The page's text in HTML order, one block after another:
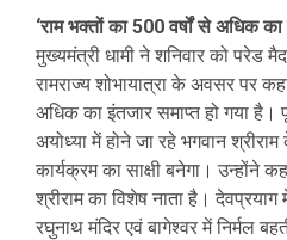
‘राम भक्तों का 500 वर्षों से अधिक का
मुख्यमंत्री धामी ने शनिवार को परेड
रामराज्य शोभायात्रा के अवसर पर
अधिक का इंतजार समाप्त हो गया है।
अयोध्या में होने जा रहे भगवान श्रीराम
कार्यक्रम का साक्षी बनेगा। उन्होंने
श्रीराम का विशेष नाता है। देवप्रयाग
रघुनाथ मंदिर एवं बागेश्वर में निर्मल